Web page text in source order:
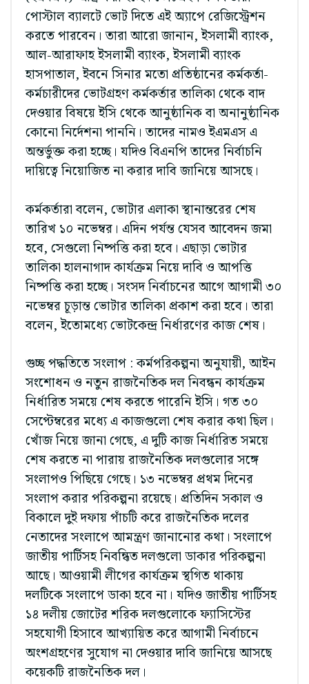
পোস্টাল ব্যালটে ভোট দিতে এই অ্যাপে রেজিস্ট্রেশন
করতে পারবেন। তারা আরো জানান, ইসলামী ব্যাংক,
আল-আরাফাহ ইসলামী ব্যাংক, ইসলামী ব্যাংক
হাসপাতাল, ইবনে সিনার মতো প্রতিষ্ঠানের কর্মকর্তা-
কর্মচারীদের ভোটগ্রহণ কর্মকর্তার তালিকা থেকে বাদ
দেওয়ার বিষয়ে ইসি থেকে আনুষ্ঠানিক বা অনানুষ্ঠানিক
কোনো নির্দেশনা পাননি। তাদের নামও ইএমএস এ
অন্তর্ভুক্ত করা হচ্ছে। যদিও বিএনপি তাদের নির্বাচনি
দায়িত্বে নিয়োজিত না করার দাবি জানিয়ে আসছে।
কর্মকর্তারা বলেন, ভোটার এলাকা স্থানান্তরের শেষ
তারিখ ১০ নভেম্বর। এদিন পর্যন্ত যেসব আবেদন জমা
হবে, সেগুলো নিষ্পত্তি করা হবে। এছাড়া ভোটার
তালিকা হালনাগাদ কার্যক্রম নিয়ে দাবি ও আপত্তি
নিষ্পত্তি করা হচ্ছে। সংসদ নির্বাচনের আগে আগামী ৩০
নভেম্বর চূড়ান্ত ভোটার তালিকা প্রকাশ করা হবে। তারা
বলেন, ইতোমধ্যে ভোটকেন্দ্র নির্ধারণের কাজ শেষ।
গুচ্ছ পদ্ধতিতে সংলাপ : কর্মপরিকল্পনা অনুযায়ী, আইন
সংশোধন ও নতুন রাজনৈতিক দল নিবন্ধন কার্যক্রম
নির্ধারিত সময়ে শেষ করতে পারেনি ইসি। গত ৩০
সেপ্টেম্বরের মধ্যে এ কাজগুলো শেষ করার কথা ছিল।
খোঁজ নিয়ে জানা গেছে, এ দুটি কাজ নির্ধারিত সময়ে
শেষ করতে না পারায় রাজনৈতিক দলগুলোর সঙ্গে
সংলাপও পিছিয়ে গেছে। ১৩ নভেম্বর প্রথম দিনের
সংলাপ করার পরিকল্পনা রয়েছে। প্রতিদিন সকাল ও
বিকালে দুই দফায় পাঁচটি করে রাজনৈতিক দলের
নেতাদের সংলাপে আমন্ত্রণ জানানোর কথা। সংলাপে
জাতীয় পার্টিসহ নিবন্ধিত দলগুলো ডাকার পরিকল্পনা
আছে। আওয়ামী লীগের কার্যক্রম স্থগিত থাকায়
দলটিকে সংলাপে ডাকা হবে না। যদিও জাতীয় পার্টিসহ
১৪ দলীয় জোটের শরিক দলগুলোকে ফ্যাসিস্টের
সহযোগী হিসাবে আখ্যায়িত করে আগামী নির্বাচনে
অংশগ্রহণের সুযোগ না দেওয়ার দাবি জানিয়ে আসছে
কয়েকটি রাজনৈতিক দল।